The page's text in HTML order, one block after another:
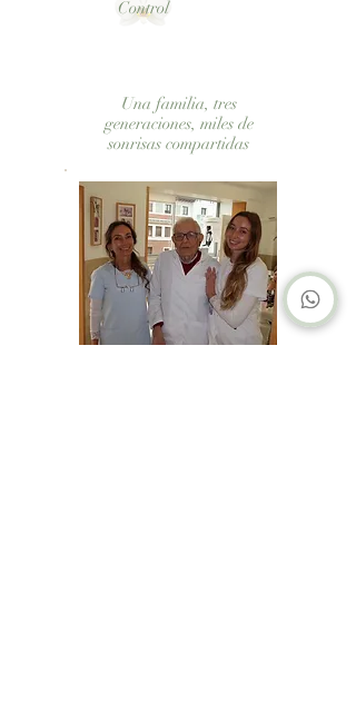
Control
Una familia, tres
generaciones, miles de
sonrisas compartidas